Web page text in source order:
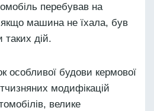
перебував на
машина не їхала, був
таких дій.
особливої будови кермової
модифікацій
велике